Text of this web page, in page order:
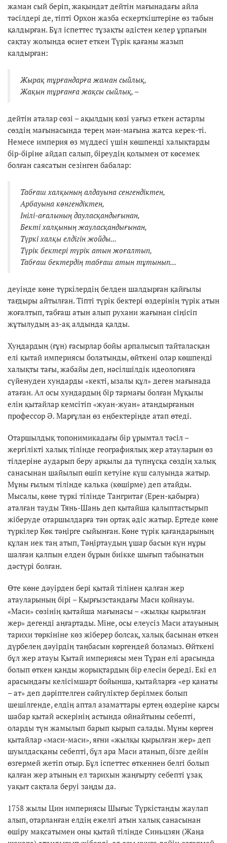
жаман сый беріп, жақындат дейтін мағынадағы айла
тәсілдері де, тіпті Орхон жазба ескерткіштеріне өз табын
қалдырған. Бұл іспеттес тұзақты әдістен келер ұрпағын
сақтау жолында өсиет еткен Түрік қағаны жазып
калдырған:
Жырақ тұрғандарға жаман сыйлық,
Жақын тұрғанға жақсы сыйлық, –
дейтін аталар сөзі – ақылдың көзі уағыз еткен астарлы
сөздің мағынасында терең мән-мағына жатса керек-ті.
Немесе империя өз мүддесі үшін көшпенді халықтарды
бір-біріне айдап салып, біреудің қолымен от көсемек
болған саясатын сезінген бабалар:
Табғаш халқының алдауына сенгендіктен,
Арбауына көнгендіктен,
Інілі-ағалының дауласқандығынан,
Бекті халқының жауласқандығынан,
Түркі халқы елдігін жойды...
Түрік бектері түрік атын жоғалтып,
Табғаш бектердің табғаш атын тұтынып...
деуінде көне түркілердің белден шалдырған қайғылы
тағдыры айтылған. Тіпті түрік бектері өздерінің түрік атын
жоғалтып, табғаш атын алып рухани жағынан сіңісіп
жұтылудың аз-ақ алдында қалды.
Хуңдардың (ғұн) ғасырлар бойы арпалысып тайталасқан
елі қытай империясы болатынды, өйткені олар көшпенді
халықты тағы, жабайы деп, нәсілшілдік идеологияға
сүйенуден хундарды «кекті, ызалы құл» деген мағынада
атаған. Ал осы хундардың бір тармағы болған Мұқылы
елін қытайлар кемсітіп «жуан-жуан» атандырғанын
профессор Ә. Марғұлан өз еңбектеріңде атап өтеді.
Отаршылдық топонимикадағы бір ұрымтал тәсіл –
жергілікті халық тілінде географиялық жер атауларын өз
тілдеріне аударып беру арқылы да түпнұсқа сөздің халық
санасынан шайылып өшіп кетуіне күш салуында жатыр.
Мұны ғылым тілінде калька (көшірме) деп атайды.
Мысалы, көне түркі тілінде Тангритағ (Ерен-қабырға)
аталған тауды Тянь-Шань деп қытайша қалыптастырып
жіберуде отаршылдарға тән ортақ әдіс жатыр. Ертеде көне
түркілер Көк тәңірге сыйынған. Көне түрік қағандарының
құлан иек таң атып, Тәңіртаудың ұшар басын күн нұры
шалған қалпын елден бұрын биікке шығып табынатын
дәстүрі болған.
Өте көне дәуірден бері қытай тілінен қалған жер
атауларының бірі – Қырғызстандағы Маси қойнауы.
«Маси» сөзінің қытайша мағынасы – «жылқы қырылған
жер» дегенді аңғартады. Міне, осы елеусіз Маси атауының
тарихи төркініне көз жіберер болсақ, халық басынан өткен
дүрбелең дәуірдің таңбасын көргендей боламыз. Өйткені
бұл жер атауы Қытай империясы мен Тұран елі арасында
болып өткен қанды жорықтардың бір елесін береді. Екі ел
арасындағы келісімшарт бойынша, қытайларға «ер қанаты
– ат» деп дәріптелген сәйгүліктер берілмек болып
шешілгенде, елдің аптал азаматтары ертең өздеріне қарсы
шабар қытай әскерінің астында ойнайтыны себепті,
оларды түн жамылып барып қырып салады. Мұны көрген
қытайлар «маси-маси», яғни «жылқы қырылған жер» деп
шуылдасқаны себепті, бұл ара Маси атанып, бізге дейін
өзгермей жетіп отыр. Бұл іспеттес өткеннен белгі болып
қалған жер атының ел тарихын жаңғырту себепті ұзақ
уақыт сақтала беруі заңды да.
1758 жылы Цин империясы Шығыс Түркістанды жаулап
алып, отарланған елдің ежелгі атын халық санасынан
өшіру мақсатымен оны қытай тілінде Синьцзян (Жаңа